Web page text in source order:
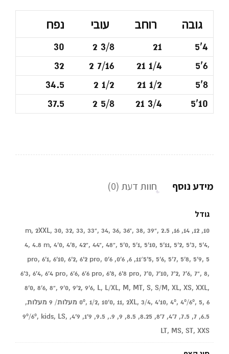
גובה רוחב עובי נפח
5'4
21
2 3/8
30
5'6
21 1/4
2 7/16
32
5'8
21 1/2
2 1/2
34.5
5'10
21 3/4
2 5/8
37.5
מידע נוסף חוות דעת (0)
גודל
10, 12, 14, 16, 2.5 m, 2XXL, 30, 32, 33, 33", 34, 36, 36", 38, 39",
4, 4.8 m, 4'0, 4'8, 42", 44", 48", 5'0, 5'1, 5'10, 5'11, 5'2, 5'3, 5'4,
5'5, 5'6, 5'7, 5'8, 5'9, 5׳11, 6, 6'0, 6'0 pro, 6'1, 6'10, 6'2, 6'2 pro,
6'3, 6'4, 6'4 pro, 6'6, 6'6 pro, 6'8, 6'8 pro, 7'0, 7'10, 7'2, 7'6, 7", 8,
8'0, 8'6, 8", 9'0, 9'2, 9'6, L, L/XL, M, MT, S, S/M, XL, XS, XXL,
0º, 1/2, 10'0, 11, 2XL, 3/4, 4'10, 4º, 4º/6º, 5, 6 מעלות/ 9 מעלות,
6.5, 7, 7.5, 7'4, 7'8, 8.25, 8.5, 9, 9., 9.5, 9'1, 9'4, 9º/6º, kids, LS,
LT, MS, ST, XXS